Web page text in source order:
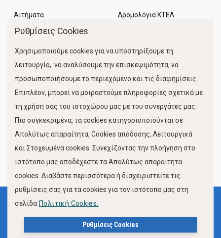
Αιτήματα Δρομολόγια ΚΤΕΛ
Κίνηση Λιμένος
FOLLOW US
Όροι Χρήσης
Πολιτική Προστασίας Προσωπικών Δεδομένων
Ρυθμίσεις Cookies
Χρησιμοποιούμε cookies για να υποστηρίξουμε τη
λειτουργία, να αναλύσουμε την επισκεψιμότητα, να
προσωποποιήσουμε το περιεχόμενο και τις διαφημίσεις.
Επιπλέον, μπορεί να μοιραστούμε πληροφορίες σχετικά με
τη χρήση σας του ιστοχώρου μας με του συνεργάτες μας.
Πιο συγκεκριμένα, τα cookies κατηγοριοποιούνται σε
Απολύτως απαραίτητα, Cookies απόδοσης, Λειτουργικά
και Στοχευμένα cookies. Συνεχίζοντας την πλοήγηση στο
ιστότοπο μας αποδέχεστε τα Απολύτως απαραίτητα
cookies. Διαβάστε περισσότερα ή διαχειριστείτε τις
ρυθμίσεις σας για τα cookies για τον ιστότοπο μας στη
σελίδα Πολιτική Cookies.
Ρυθμίσεις Cookies